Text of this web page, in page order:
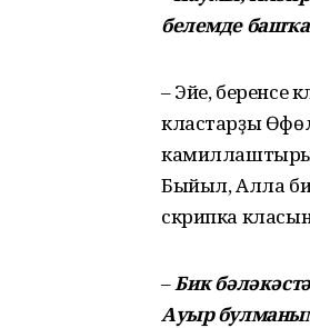
белемде
– Эйе, беренсе
кластарҙы
Быйыл, Алла
скрипка
–Бик
Ауыр